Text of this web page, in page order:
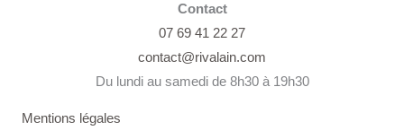
Contact
07 69 41 22 27
contact@rivalain.com
Du lundi au samedi de 8h30 à 19h30
Mentions légales